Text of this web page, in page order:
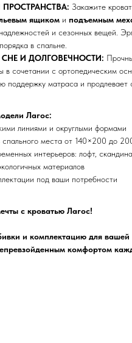
Закажите
ящиком и подъемным
и сезонных вещей.
в спальне.
И ДОЛГОВЕЧНОСТИ:
в сочетании с ортопедическим
поддержку матраса и продлевает
Лагос:
линиями и округлыми формами
места от 140×200 до
интерьеров: лофт,
материалов
под ваши потребности
с кроватью Лагос!
и комплектацию для
комфортом